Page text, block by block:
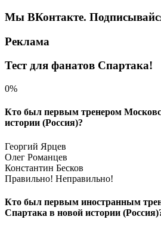
Мы ВКонтакте.
Реклама
Тест для фанатов Спартака!
0%
Кто был первым тренером
истории (Россия)?
Георгий Ярцев
Олег Романцев
Константин Бесков
Правильно! Неправильно!
Кто был первым иностранным
Спартака в новой истории